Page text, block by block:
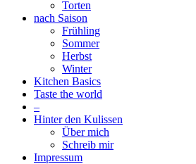
Torten
nach Saison
Frühling
Sommer
Herbst
Winter
Kitchen Basics
Taste the world
–
Hinter den Kulissen
Über mich
Schreib mir
Impressum